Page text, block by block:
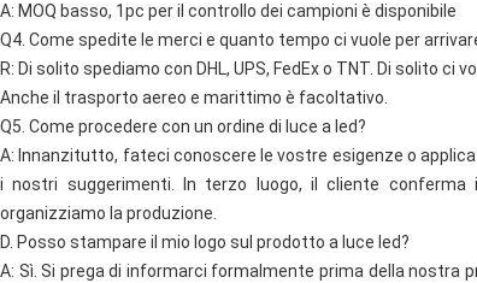
A: MOQ basso, 1pc per il controllo dei campioni è disponibile
Q4. Come spedite le merci e quanto tempo ci vuole per
R: Di solito spediamo con DHL, UPS, FedEx o TNT. Di solito ci
Anche il trasporto aereo e marittimo è facoltativo.
Q5. Come procedere con un ordine di luce a led?
A: Innanzitutto, fateci conoscere le vostre esigenze o
i nostri suggerimenti. In terzo luogo, il cliente conferma
organizziamo la produzione.
D. Posso stampare il mio logo sul prodotto a luce led?
A: Sì. Si prega di informarci formalmente prima della nostra